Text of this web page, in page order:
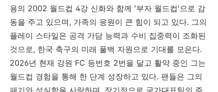
용의 2002 월드컵 4강 신화와 함께 '부자 월드컵'으로 감
동을 주고 있으며, 가족의 응원이 큰 힘이 되고 있다. 그의
플레이 스타일은 공격 가담 능력과 수비 집중력이 조화된
것으로, 한국 축구의 미래 풀백 자원으로 기대를 모은다.
2026년 현재 강원 FC 등번호 2번을 달고 활약 중인 그는
월드컵 경험을 통해 한 단계 성장하고 있다. 팬들은 그의
패기와 성실함을 사랑하며, 장기적으로 국가대표팀의 주